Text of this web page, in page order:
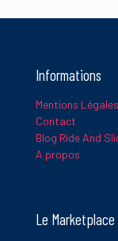
Informations
Mentions Légales
Contact
Blog Ride And
A propos
Le